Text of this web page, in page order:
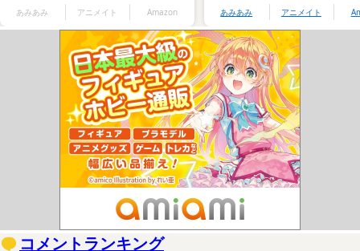
あみあみ アニメイト Amazon あみあみ アニメイト
コメントランキング